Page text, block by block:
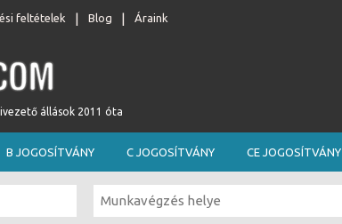
feltételek Blog Áraink
állások 2011 óta
B JOGOSÍTVÁNY C JOGOSÍTVÁNY CE JOGOSÍTVÁNY